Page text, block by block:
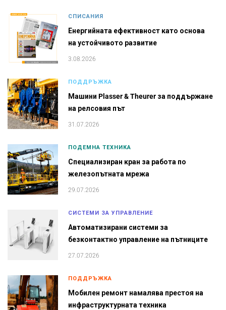
СПИСАНИЯ
Енергийната ефективност като основа
на устойчивото развитие
3.08.2026
ПОДДРЪЖКА
Машини Plasser & Theurer за поддържане
на релсовия път
31.07.2026
ПОДЕМНА ТЕХНИКА
Специализиран кран за работа по
железопътната мрежа
29.07.2026
СИСТЕМИ ЗА УПРАВЛЕНИЕ
Автоматизирани системи за
безконтактно управление на пътниците
27.07.2026
ПОДДРЪЖКА
Мобилен ремонт намалява престоя на
инфраструктурната техника